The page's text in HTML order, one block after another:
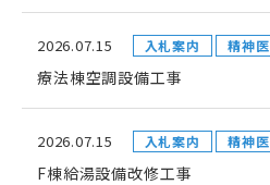
2026.07.15 入札案内 精神
療法棟空調設備工事
2026.07.15 入札案内 精神
F棟給湯設備改修工事